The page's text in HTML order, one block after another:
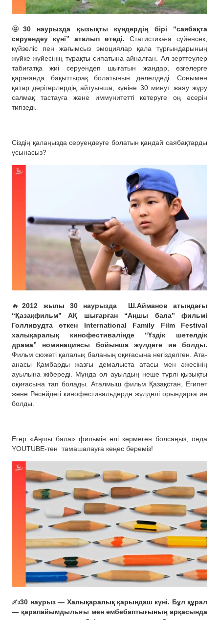
🤩 30 наурызда қызықты күндердің бірі “саябақта
серуендеу күні” аталып өтеді. Статистикаға сүйенсек,
күйзеліс пен жағымсыз эмоциялар қала тұрғындарының
жүйке жүйесінің тұрақты сипатына айналған. Ал зерттеулер
табиғатқа жиі серуендеп шығатын жандар, өзгелерге
қарағанда бақыттырақ болатынын дәлелдеді. Сонымен
қатар дәрігерлердің айтуынша, күніне 30 минут жаяу жүру
салмақ тастауға және иммунитетті көтеруге оң әсерін
тигізеді.
Сіздің қалаңызда серуендеуге болатын қандай саябақтарды
ұсынасыз?
🔥2012 жылы 30 наурызда
Ш.Айманов атындағы
“Қазақфильм” АҚ шығарған “Аңшы бала” фильмі
Голливудта өткен International Family Film Festival
халықаралық кинофестивалінде “Үздік шетелдік
драма” номинациясы бойынша жүлдеге ие болды.
Фильм сюжеті қалалық баланың оқиғасына негізделген. Ата-
анасы Қамбарды жазғы демалыста атасы мен әжесінің
ауылына жібереді. Мұнда ол ауылдың неше түрлі қызықты
оқиғасына тап болады. Аталмыш фильм Қазақстан, Египет
және Ресейдегі кинофестивальдерде жүлделі орындарға ие
болды.
Егер «Аңшы бала» фильмін әлі көрмеген болсаңыз, онда
YOUTUBE-тен тамашалауға кеңес береміз!
✍️30 наурыз — Халықаралық қарындаш күні. Бұл құрал
— қарапайымдылығы мен әмбебаптығының арқасында